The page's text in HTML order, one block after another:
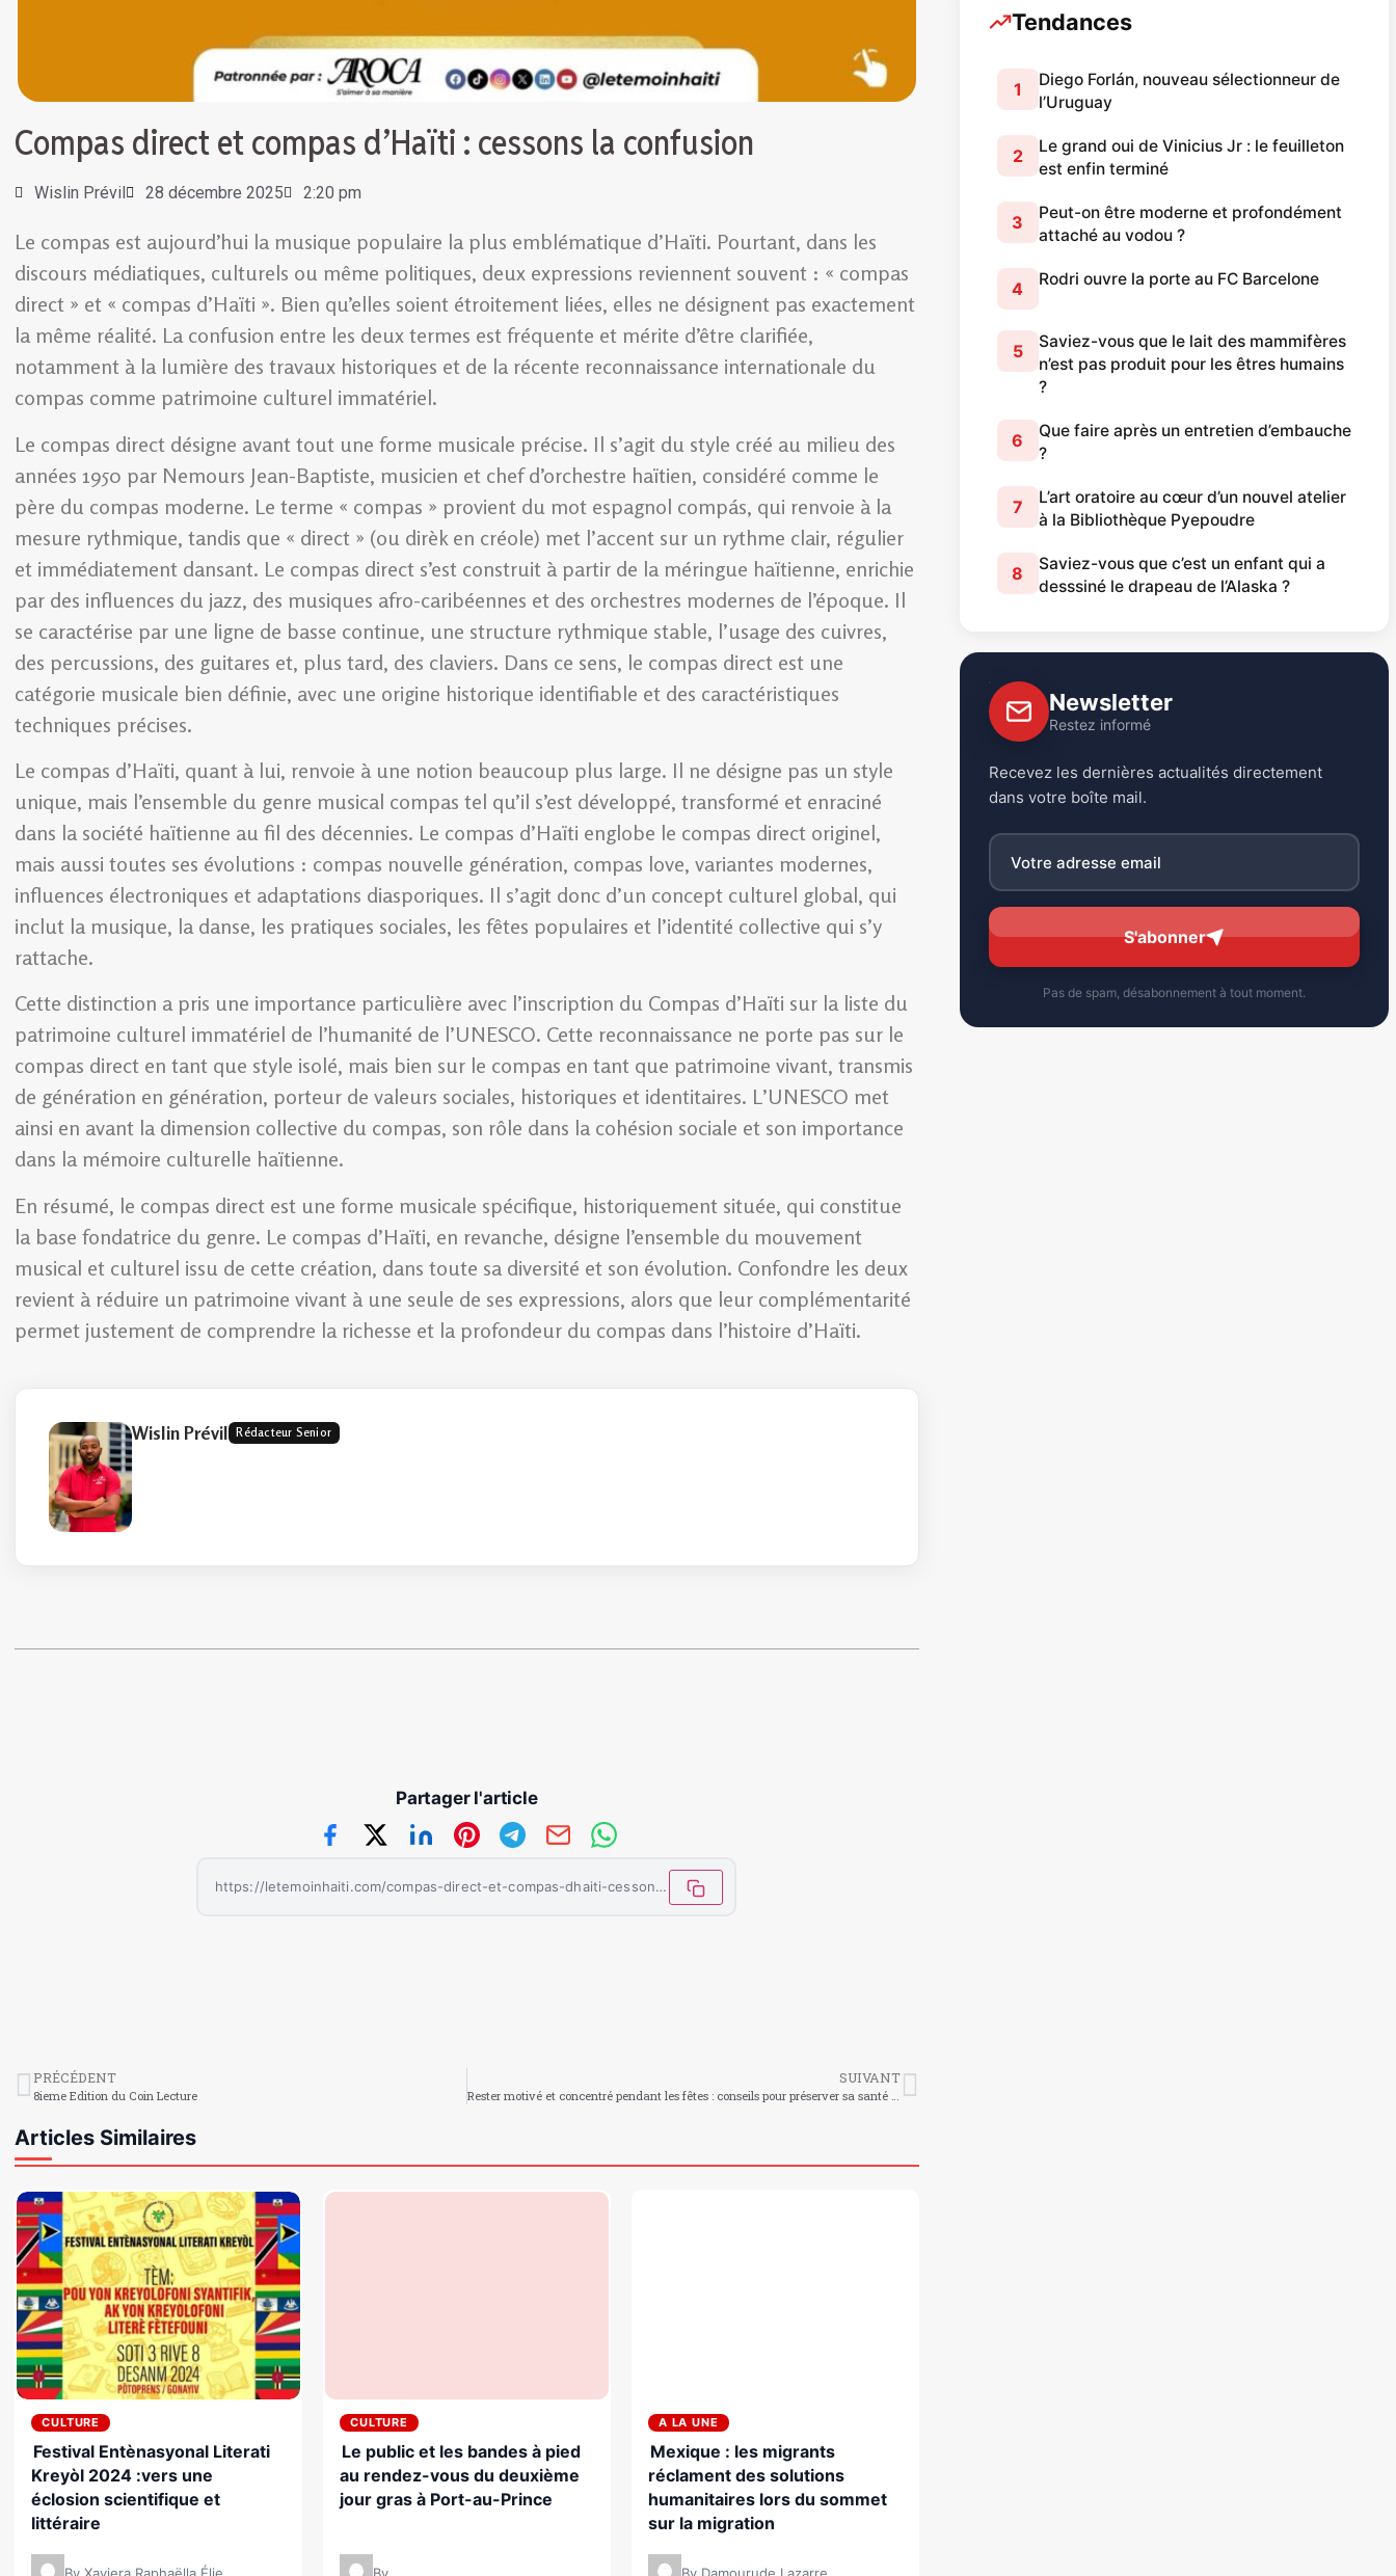
Compas direct et compas d’Haïti : cessons la confusion
Wislin Prévil 28 décembre 2025 2:20 pm
Le compas est aujourd’hui la musique populaire la plus emblématique d’Haïti. Pourtant, dans les
discours médiatiques, culturels ou même politiques, deux expressions reviennent souvent : « compas
direct » et « compas d’Haïti ». Bien qu’elles soient étroitement liées, elles ne désignent pas exactement
la même réalité. La confusion entre les deux termes est fréquente et mérite d’être clarifiée,
notamment à la lumière des travaux historiques et de la récente reconnaissance internationale du
compas comme patrimoine culturel immatériel.
Le compas direct désigne avant tout une forme musicale précise. Il s’agit du style créé au milieu des
années 1950 par Nemours Jean-Baptiste, musicien et chef d’orchestre haïtien, considéré comme le
père du compas moderne. Le terme « compas » provient du mot espagnol compás, qui renvoie à la
mesure rythmique, tandis que « direct » (ou dirèk en créole) met l’accent sur un rythme clair, régulier
et immédiatement dansant. Le compas direct s’est construit à partir de la méringue haïtienne, enrichie
par des influences du jazz, des musiques afro-caribéennes et des orchestres modernes de l’époque. Il
se caractérise par une ligne de basse continue, une structure rythmique stable, l’usage des cuivres,
des percussions, des guitares et, plus tard, des claviers. Dans ce sens, le compas direct est une
catégorie musicale bien définie, avec une origine historique identifiable et des caractéristiques
techniques précises.
Le compas d’Haïti, quant à lui, renvoie à une notion beaucoup plus large. Il ne désigne pas un style
unique, mais l’ensemble du genre musical compas tel qu’il s’est développé, transformé et enraciné
dans la société haïtienne au fil des décennies. Le compas d’Haïti englobe le compas direct originel,
mais aussi toutes ses évolutions : compas nouvelle génération, compas love, variantes modernes,
influences électroniques et adaptations diasporiques. Il s’agit donc d’un concept culturel global, qui
inclut la musique, la danse, les pratiques sociales, les fêtes populaires et l’identité collective qui s’y
rattache.
Cette distinction a pris une importance particulière avec l’inscription du Compas d’Haïti sur la liste du
patrimoine culturel immatériel de l’humanité de l’UNESCO. Cette reconnaissance ne porte pas sur le
compas direct en tant que style isolé, mais bien sur le compas en tant que patrimoine vivant, transmis
de génération en génération, porteur de valeurs sociales, historiques et identitaires. L’UNESCO met
ainsi en avant la dimension collective du compas, son rôle dans la cohésion sociale et son importance
dans la mémoire culturelle haïtienne.
En résumé, le compas direct est une forme musicale spécifique, historiquement située, qui constitue
la base fondatrice du genre. Le compas d’Haïti, en revanche, désigne l’ensemble du mouvement
musical et culturel issu de cette création, dans toute sa diversité et son évolution. Confondre les deux
revient à réduire un patrimoine vivant à une seule de ses expressions, alors que leur complémentarité
permet justement de comprendre la richesse et la profondeur du compas dans l’histoire d’Haïti.
Wislin Prévil Rédacteur Senior
Partager l'article
https://letemoinhaiti.com/compas-direct-et-compas-dhaiti-cessons-la-confusion/
PRÉCÉDENT
8ieme Edition du Coin Lecture
SUIVANT
Rester motivé et concentré pendant les fêtes : conseils pour préserver sa santé mentale
Articles Similaires
CULTURE
Festival Entènasyonal Literati
Kreyòl 2024 :vers une
éclosion scientifique et
littéraire
CULTURE
Le public et les bandes à pied
au rendez-vous du deuxième
jour gras à Port-au-Prince
A LA UNE
Mexique : les migrants
réclament des solutions
humanitaires lors du sommet
sur la migration
Tendances
1
Diego Forlán, nouveau sélectionneur de
l’Uruguay
2
Le grand oui de Vinicius Jr : le feuilleton
est enfin terminé
3
Peut-on être moderne et profondément
attaché au vodou ?
4 Rodri ouvre la porte au FC Barcelone
5
Saviez-vous que le lait des mammifères
n’est pas produit pour les êtres humains
?
6
Que faire après un entretien d’embauche
?
7
L’art oratoire au cœur d’un nouvel atelier
à la Bibliothèque Pyepoudre
8
Saviez-vous que c’est un enfant qui a
desssiné le drapeau de l’Alaska ?
Newsletter
Restez informé
Recevez les dernières actualités directement
dans votre boîte mail.
S'abonner
Pas de spam, désabonnement à tout moment.